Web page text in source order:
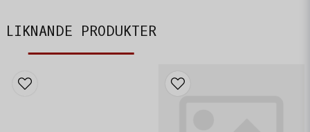
Mejladress
Ja, ni får publicera min fråga
LIKNANDE PRODUKTER